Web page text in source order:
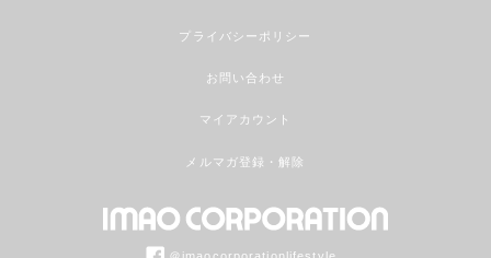
プライバシーポリシー
お問い合わせ
マイアカウント
メルマガ登録・解除
＠imaocorporationlifestyle